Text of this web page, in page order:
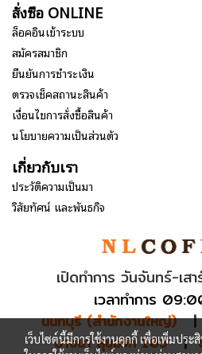
สั่งซื้อ ONLINE
ล็อคอินเข้าระบบ
สมัครสมาชิก
ยืนยันการชำระเงิน
ตรวจเช็คสถานะสินค้า
เงื่อนไขการสั่งซื้อสินค้า
นโยบายความเป็นส่วนตัว
เกี่ยวกับเรา
ประวัติความเป็นมา
วิสัยทัศน์ และพันธกิจ
เปิดทำการ วันจันทร์-เสา
เวลาทำการ
นนทบุรี (สำนักงานใหญ่)|
บางนา สุขุมวิท 103|
เว็บไซต์นี้มีการใช้งานคุกกี้ เพื่อเพิ่มปร